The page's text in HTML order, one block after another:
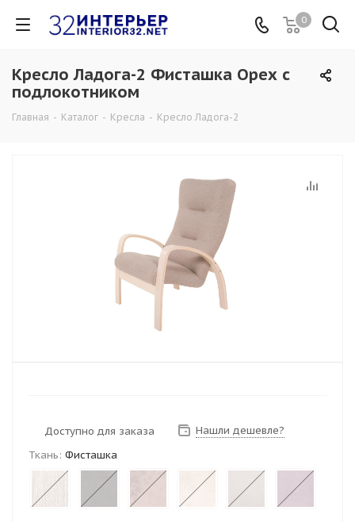
0
Кресло Ладога-2 Фисташка Орех с
подлокотником
Главная - Каталог - Кресла - Кресло Ладога-2
Доступно для заказа
Нашли дешевле?
Ткань: Фисташка